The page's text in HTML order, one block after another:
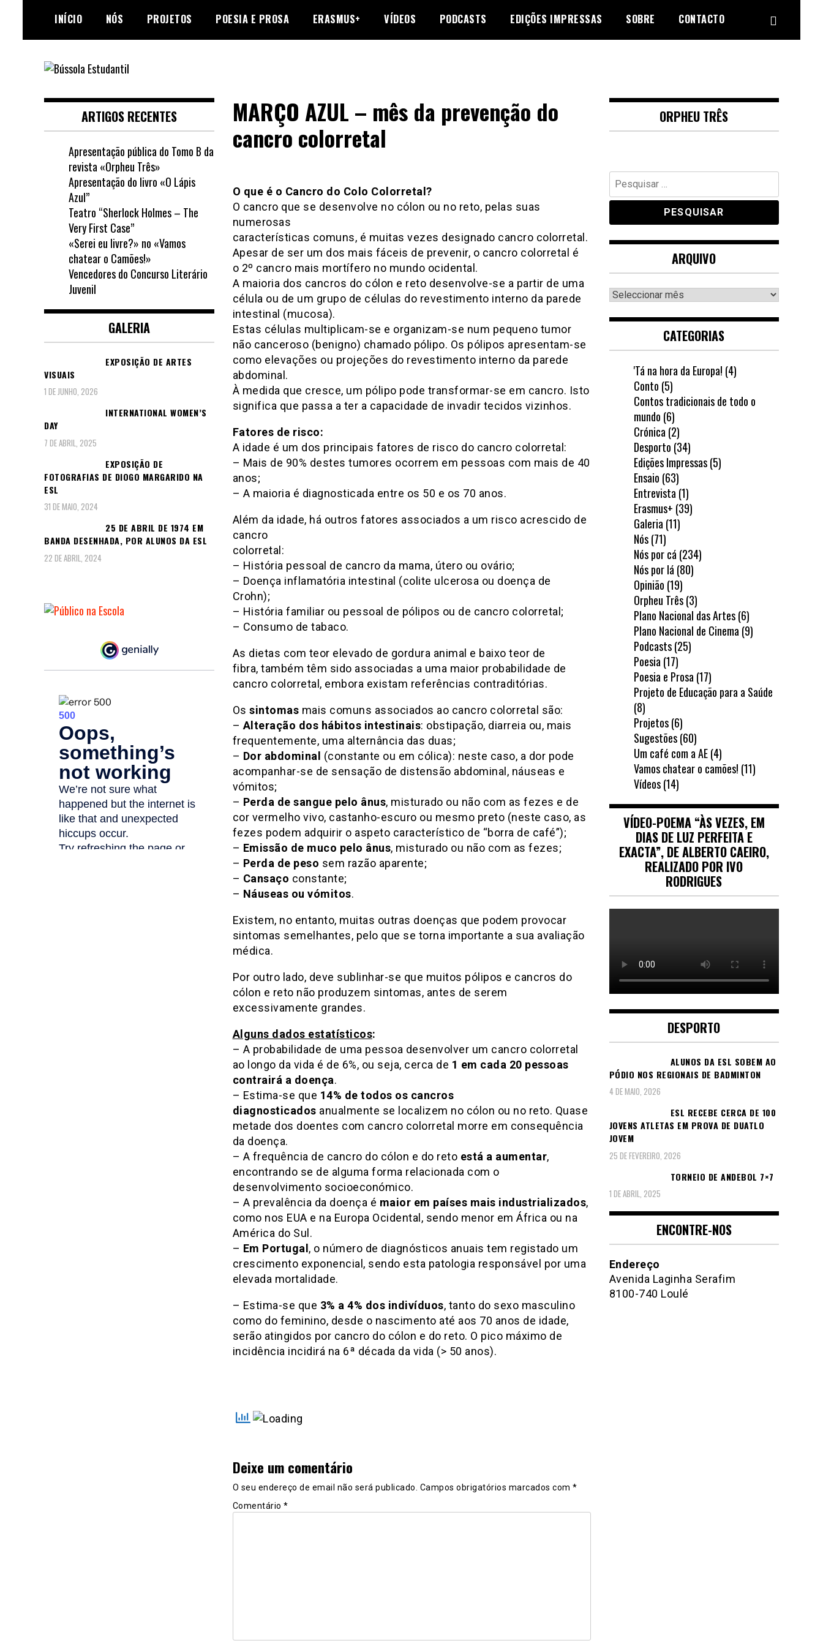
content
INÍCIO NÓS PROJETOS POESIA E PROSA ERASMUS+ VÍDEOS PODCASTS EDIÇÕES IMPRESSAS SOBRE CONTACTO
Bússola Estudantil
Secundária de Loulé
MARÇO AZUL – mês da prevenção do
cancro colorretal
O que é o Cancro do Colo Colorretal?
O cancro que se desenvolve no cólon ou no reto, pelas suas
numerosas
características comuns, é muitas vezes designado cancro colorretal.
Apesar de ser um dos mais fáceis de prevenir, o cancro colorretal é
o 2º cancro mais mortífero no mundo ocidental.
A maioria dos cancros do cólon e reto desenvolve-se a partir de uma
célula ou de um grupo de células do revestimento interno da parede
intestinal (mucosa).
Estas células multiplicam-se e organizam-se num pequeno tumor
não canceroso (benigno) chamado pólipo. Os pólipos apresentam-se
como elevações ou projeções do revestimento interno da parede
abdominal.
À medida que cresce, um pólipo pode transformar-se em cancro. Isto
significa que passa a ter a capacidade de invadir tecidos vizinhos.
Fatores de risco:
A idade é um dos principais fatores de risco do cancro colorretal:
– Mais de 90% destes tumores ocorrem em pessoas com mais de 40
anos;
– A maioria é diagnosticada entre os 50 e os 70 anos.
Além da idade, há outros fatores associados a um risco acrescido de
cancro
colorretal:
– História pessoal de cancro da mama, útero ou ovário;
– Doença inflamatória intestinal (colite ulcerosa ou doença de
Crohn);
– História familiar ou pessoal de pólipos ou de cancro colorretal;
– Consumo de tabaco.
As dietas com teor elevado de gordura animal e baixo teor de
fibra, também têm sido associadas a uma maior probabilidade de
cancro colorretal, embora existam referências contraditórias.
Os sintomas mais comuns associados ao cancro colorretal são:
– Alteração dos hábitos intestinais: obstipação, diarreia ou, mais
frequentemente, uma alternância das duas;
– Dor abdominal
(constante ou em cólica): neste caso, a dor pode
acompanhar-se de sensação de distensão abdominal, náuseas e
vómitos;
– Perda de sangue pelo ânus, misturado ou não com as fezes e de
cor vermelho vivo, castanho-escuro ou mesmo preto (neste caso, as
fezes podem adquirir o aspeto característico de “borra de café”);
– Emissão de muco pelo ânus, misturado ou não com as fezes;
– Perda de peso sem razão aparente;
– Cansaço constante;
– Náuseas ou vómitos.
Existem, no entanto, muitas outras doenças que podem provocar
sintomas semelhantes, pelo que se torna importante a sua avaliação
médica.
Por outro lado, deve sublinhar-se que muitos pólipos e cancros do
cólon e reto não produzem sintomas, antes de serem
excessivamente grandes.
Alguns dados estatísticos:
– A probabilidade de uma pessoa desenvolver um cancro colorretal
ao longo da vida é de 6%, ou seja, cerca de 1 em cada 20 pessoas
contrairá a doença.
– Estima-se que 14% de todos os cancros
diagnosticados anualmente se localizem no cólon ou no reto. Quase
metade dos doentes com cancro colorretal morre em consequência
da doença.
– A frequência de cancro do cólon e do reto está a aumentar,
encontrando se de alguma forma relacionada com o
desenvolvimento socioeconómico.
– A prevalência da doença é maior em países mais industrializados,
como nos EUA e na Europa Ocidental, sendo menor em África ou na
América do Sul.
– Em Portugal , o número de diagnósticos anuais tem registado um
crescimento exponencial, sendo esta patologia responsável por uma
elevada mortalidade.
– Estima-se que 3% a 4% dos indivíduos, tanto do sexo masculino
como do feminino, desde o nascimento até aos 70 anos de idade,
serão atingidos por cancro do cólon e do reto. O pico máximo de
incidência incidirá na 6ª década da vida (> 50 anos).
Deixe um comentário
O seu endereço de email não será publicado. Campos obrigatórios marcados com *
Comentário *
ARTIGOS RECENTES
Apresentação pública do Tomo B da
revista «Orpheu Três»
Apresentação do livro «O Lápis
Azul”
Teatro “Sherlock Holmes – The
Very First Case”
«Serei eu livre?» no «Vamos
chatear o Camões!»
Vencedores do Concurso Literário
Juvenil
GALERIA
EXPOSIÇÃO DE ARTES
VISUAIS
1 DE JUNHO, 2026
INTERNATIONAL WOMEN’S
DAY
7 DE ABRIL, 2025
EXPOSIÇÃO DE
FOTOGRAFIAS DE DIOGO MARGARIDO NA
ESL
31 DE MAIO, 2024
25 DE ABRIL DE 1974 EM
BANDA DESENHADA, POR ALUNOS DA ESL
22 DE ABRIL, 2024
ORPHEU TRÊS
Pesquisar
por:
ARQUIVO
Arquivo
CATEGORIAS
'Tá na hora da Europa! (4)
Conto (5)
Contos tradicionais de todo o
mundo (6)
Crónica (2)
Desporto (34)
Edições Impressas(5)
Ensaio (63)
Entrevista (1)
Erasmus+ (39)
Galeria (11)
Nós(71)
Nós por cá (234)
Nós por lá (80)
Opinião (19)
Orpheu Três(3)
Plano Nacional das Artes(6)
Plano Nacional de Cinema (9)
Podcasts(25)
Poesia (17)
Poesia e Prosa (17)
Projeto de Educação para a Saúde
(8)
Projetos(6)
Sugestões(60)
Um café com a AE(4)
Vamos chatear o camões! (11)
Vídeos(14)
VÍDEO-POEMA “ÀS VEZES, EM
DIAS DE LUZ PERFEITA E
EXACTA”, DE ALBERTO CAEIRO,
REALIZADO POR IVO
RODRIGUES
DESPORTO
ALUNOS DA ESL SOBEM AO
PÓDIO NOS REGIONAIS DE BADMINTON
4 DE MAIO, 2026
ESL RECEBE CERCA DE 100
JOVENS ATLETAS EM PROVA DE DUATLO
JOVEM
25 DE FEVEREIRO, 2026
TORNEIO DE ANDEBOL 7×7
1 DE ABRIL, 2025
ENCONTRE-NOS
Endereço
Avenida Laginha Serafim
8100-740 Loulé